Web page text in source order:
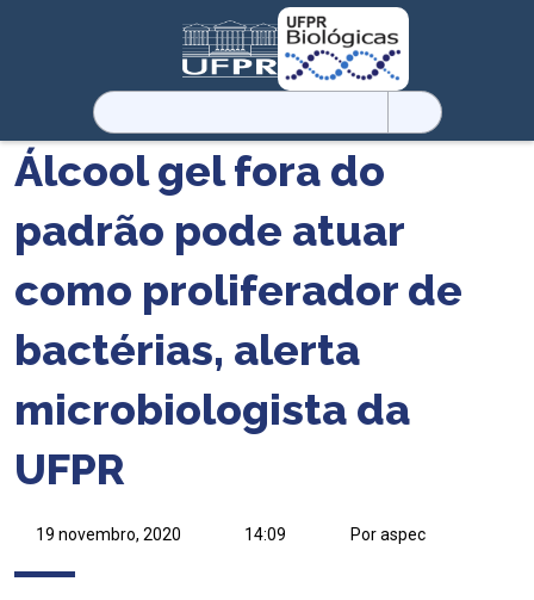
Pesquisar
por:
Álcool gel fora do
padrão pode atuar
como proliferador de
bactérias, alerta
microbiologista da
UFPR
19 novembro, 2020 14:09 Por aspec